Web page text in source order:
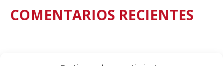
COMENTARIOS RECIENTES